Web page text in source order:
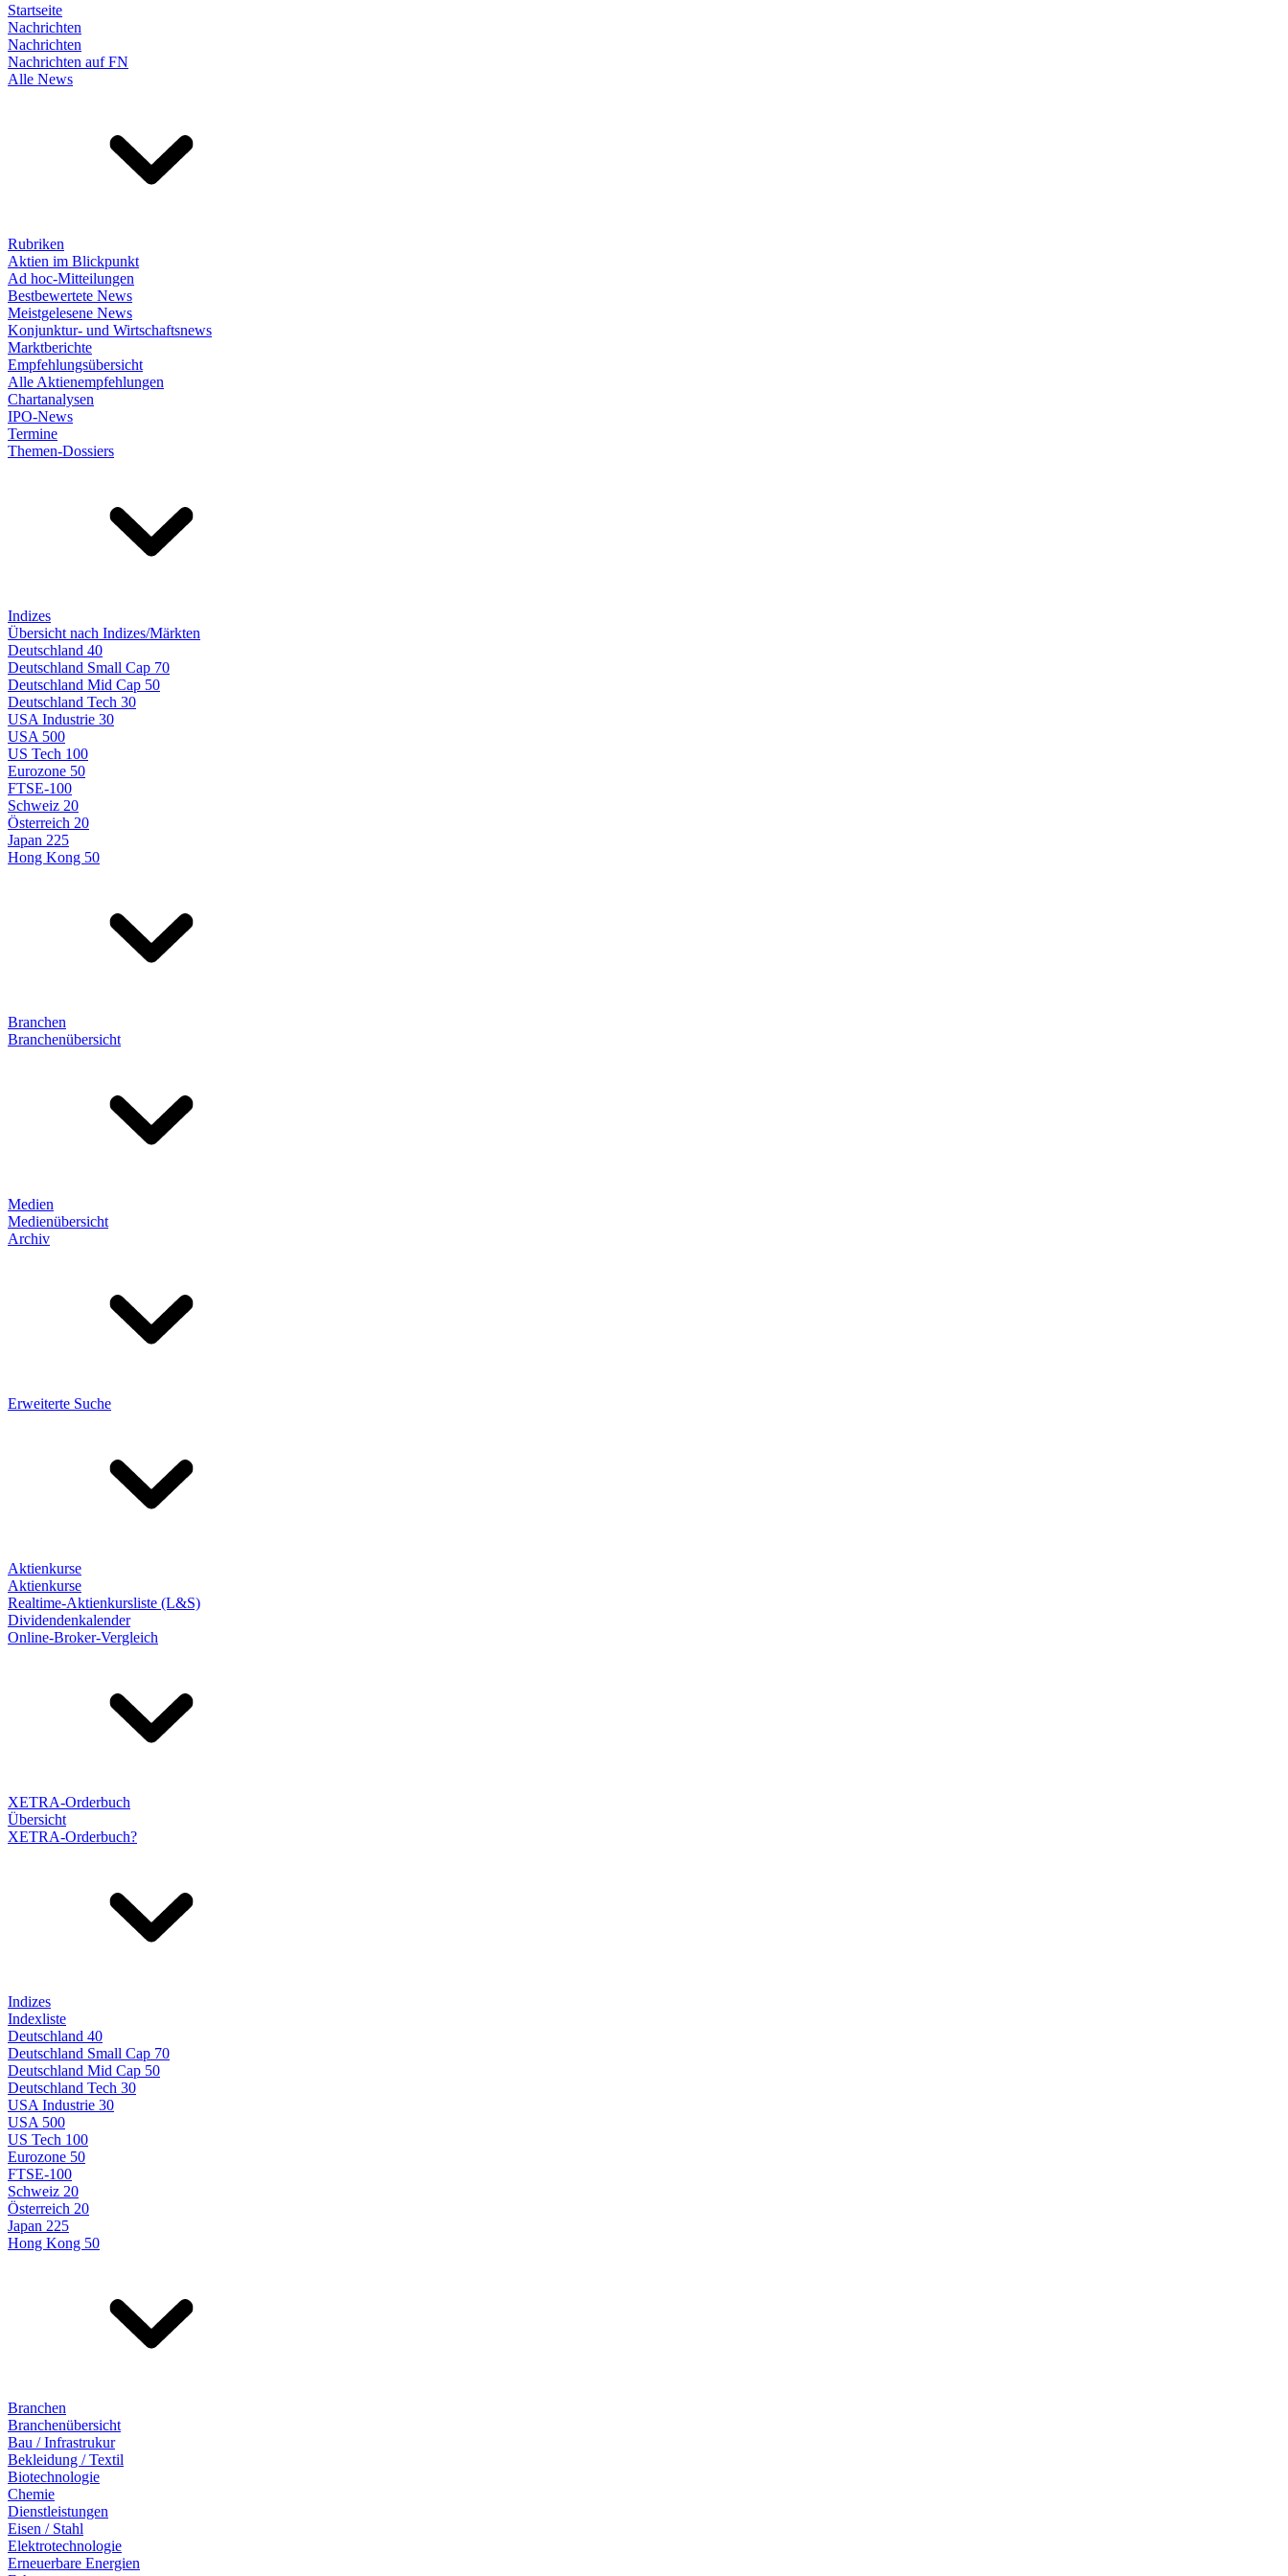
Startseite
Nachrichten
Nachrichten
Nachrichten auf FN
Alle News
Rubriken
Aktien im Blickpunkt
Ad hoc-Mitteilungen
Bestbewertete News
Meistgelesene News
Konjunktur- und Wirtschaftsnews
Marktberichte
Empfehlungsübersicht
Alle Aktienempfehlungen
Chartanalysen
IPO-News
Termine
Themen-Dossiers
Indizes
Übersicht nach Indizes/Märkten
Deutschland 40
Deutschland Small Cap 70
Deutschland Mid Cap 50
Deutschland Tech 30
USA Industrie 30
USA 500
US Tech 100
Eurozone 50
FTSE-100
Schweiz 20
Österreich 20
Japan 225
Hong Kong 50
Branchen
Branchenübersicht
Medien
Medienübersicht
Archiv
Erweiterte Suche
Aktienkurse
Aktienkurse
Realtime-Aktienkursliste (L&S)
Dividendenkalender
Online-Broker-Vergleich
XETRA-Orderbuch
Übersicht
XETRA-Orderbuch?
Indizes
Indexliste
Deutschland 40
Deutschland Small Cap 70
Deutschland Mid Cap 50
Deutschland Tech 30
USA Industrie 30
USA 500
US Tech 100
Eurozone 50
FTSE-100
Schweiz 20
Österreich 20
Japan 225
Hong Kong 50
Branchen
Branchenübersicht
Bau / Infrastrukur
Bekleidung / Textil
Biotechnologie
Chemie
Dienstleistungen
Eisen / Stahl
Elektrotechnologie
Erneuerbare Energien